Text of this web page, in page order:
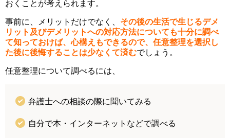
おくことが考えられます。
事前に、メリットだけでなく、 その後の生活で生じるデメ
リット及びデメリットへの対応方法についても十分に調べ
て知っておけば、心構えもできるので、任意整理を選択し
た後に後悔することは少なくて済むでしょう。
任意整理について調べるには、
弁護士への相談の際に聞いてみる
自分で本・インターネットなどで調べる